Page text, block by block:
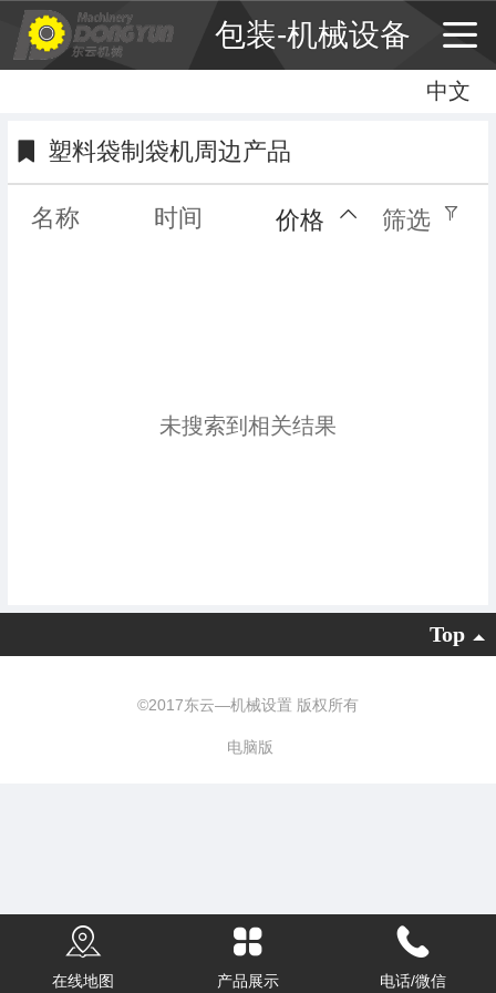
包装-机械设备
中文
中文
繁体
塑料袋制袋机周边产品
名称 时间 价格 筛选
未搜索到相关结果
Top
©2017东云—机械设置 版权所有
电脑版
在线地图 产品展示 电话/微信